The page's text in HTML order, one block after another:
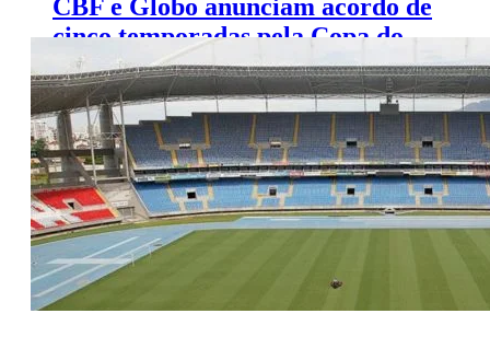
CBF e Globo anunciam acordo de
cinco temporadas pela Copa do
Brasil